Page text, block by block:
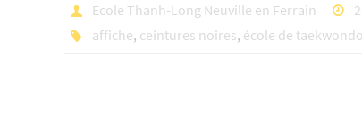
Ecole Thanh-Long Neuville en Ferrain
affiche, ceintures noires, école de taekwondo